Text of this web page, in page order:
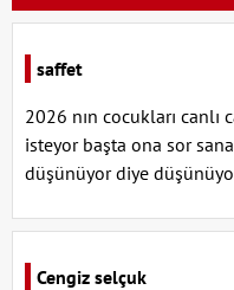
saffet
2026 nın cocukları canlı
isteyor başta ona sor
düşünüyor diye
Cengiz selçuk